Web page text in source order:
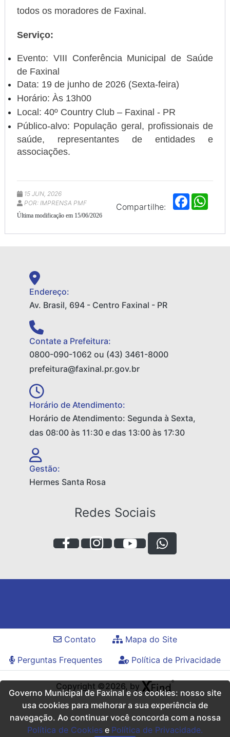
todos os moradores de Faxinal.
Serviço:
Evento: VIII Conferência Municipal de Saúde
de Faxinal
Data: 19 de junho de 2026 (Sexta-feira)
Horário: Às 13h00
Local: 40º Country Club – Faxinal - PR
Público-alvo: População geral, profissionais de
saúde, representantes de entidades e
associações.
Compartilhe:
F
a
15 JUN, 2026
POR: IMPRENSA PMF
Última modificação em 15/06/2026
Endereço:
Av. Brasil, 694 - Centro Faxinal - PR
Contate a Prefeitura:
0800-090-1062 ou (43) 3461-8000
prefeitura@faxinal.pr.gov.br
Horário de Atendimento:
Horário de Atendimento: Segunda à Sexta,
das 08:00 às 11:30 e das 13:00 às 17:30
Gestão:
Hermes Santa Rosa
Redes Sociais
Contato
Mapa do Site
Perguntas Frequentes
Política de Privacidade
Copyright ©2026, by
Governo Municipal de Faxinal e os cookies: nosso site
usa cookies para melhorar a sua experiência de
navegação. Ao continuar você concorda com a nossa
Política de Cookies e Política de Privacidade.